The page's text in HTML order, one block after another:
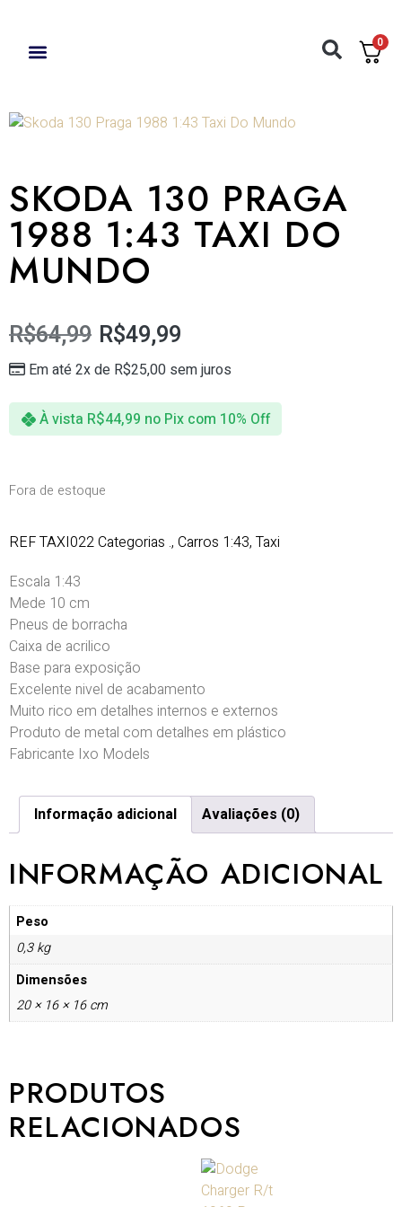
0
SKODA 130 PRAGA
1988 1:43 TAXI DO
MUNDO
R$64,99 R$49,99
Em até 2x de R$25,00 sem juros
À vista R$44,99 no Pix com 10% Off
Fora de estoque
REFTAXI022Categorias ., Carros 1:43, Taxi
Escala 1:43
Mede 10 cm
Pneus de borracha
Caixa de acrilico
Base para exposição
Excelente nivel de acabamento
Muito rico em detalhes internos e externos
Produto de metal com detalhes em plástico
Fabricante Ixo Models
Informação adicional Avaliações (0)
INFORMAÇÃO ADICIONAL
Peso
0,3 kg
Dimensões
20 × 16 × 16 cm
PRODUTOS
RELACIONADOS